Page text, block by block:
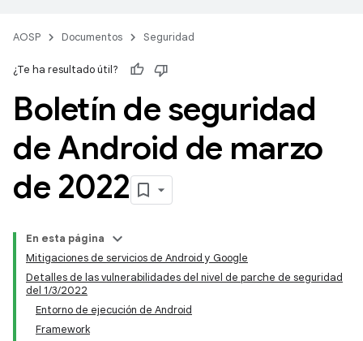
AOSP Documentos Seguridad
¿Te ha resultado útil?
Boletín de seguridad
de Android de marzo
de 2022
En esta página
Mitigaciones de servicios de Android y Google
Detalles de las vulnerabilidades del nivel de parche de seguridad
del 1/3/2022
Entorno de ejecución de Android
Framework